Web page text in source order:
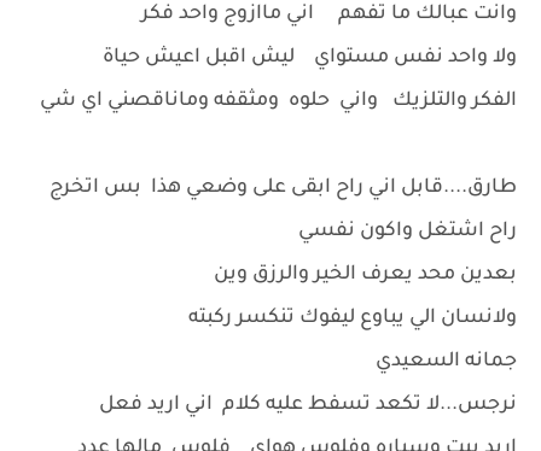
وانت عبالك ما تفهم اني ماازوج واحد فكر
ولا واحد نفس مستواي ليش اقبل اعيش حياة
الفكر والتلزيك واني حلوه ومثقفه وماناقصني اي شي
طارق....قابل اني راح ابقى على وضعي هذا بس اتخرج
راح اشتغل واكون نفسي
بعدين محد يعرف الخير والرزق وين
ولانسان الي يباوع ليفوك تنكسر ركبته
جمانه السعيدي
نرجس...لا تكعد تسفط عليه كلام اني اريد فعل